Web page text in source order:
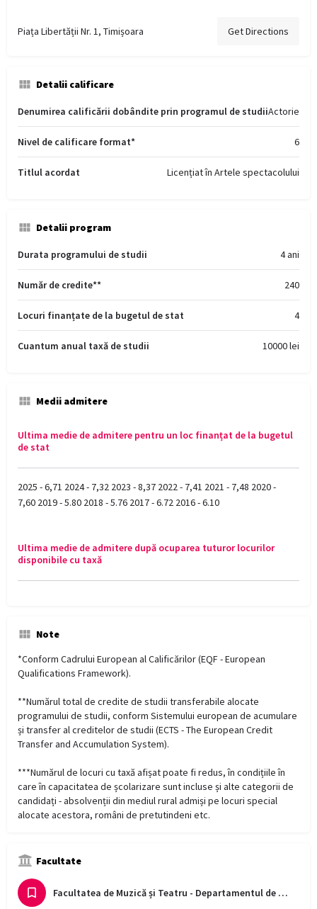
Piața Libertății Nr. 1, Timișoara Get Directions
Detalii calificare
Denumirea calificării dobândite prin programul de studiiActorie
Nivel de calificare format* 6
Titlul acordat Licențiat în Artele spectacolului
Detalii program
Durata programului de studii 4 ani
Număr de credite** 240
Locuri finanțate de la bugetul de stat 4
Cuantum anual taxă de studii 10000 lei
Medii admitere
Ultima medie de admitere pentru un loc finanțat de la bugetul
de stat
2025 - 6,71 2024 - 7,32 2023 - 8,37 2022 - 7,41 2021 - 7,48 2020 -
7,60 2019 - 5.80 2018 - 5.76 2017 - 6.72 2016 - 6.10
Ultima medie de admitere după ocuparea tuturor locurilor
disponibile cu taxă
Note
*Conform Cadrului European al Calificărilor (EQF - European
Qualifications Framework).
**Numărul total de credite de studii transferabile alocate
programului de studii, conform Sistemului european de acumulare
și transfer al creditelor de studii (ECTS - The European Credit
Transfer and Accumulation System).
***Numărul de locuri cu taxă afișat poate fi redus, în condițiile în
care în capacitatea de școlarizare sunt incluse și alte categorii de
candidați - absolvenții din mediul rural admiși pe locuri special
alocate acestora, români de pretutindeni etc.
Facultate
Facultatea de Muzică și Teatru - Departamentul de Teatru și Artele Spectacolului